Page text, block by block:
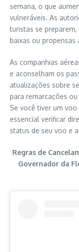
semana, o que
vulneráveis. As
turistas se
baixas ou propensas
As companhias
e aconselham os
atualizações sobre
para remarcações
Se você tiver um
essencial verificar
status de seu voo e
Regras de
Governador da